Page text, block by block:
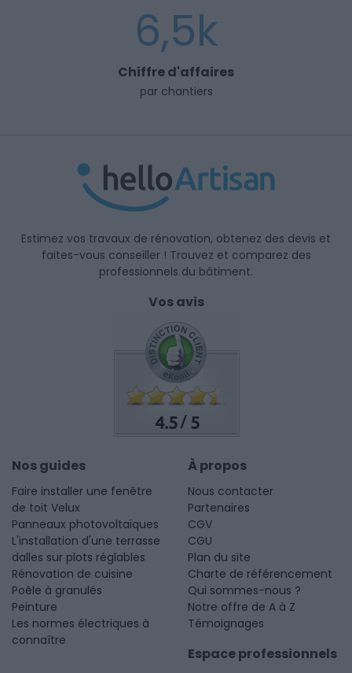
6,5k
Chiffre d'affaires
par chantiers
Estimez vos travaux de rénovation, obtenez des devis et
faites-vous conseiller ! Trouvez et comparez des
professionnels du bâtiment.
Vos avis
4.5 /5
Nos guides
Faire installer une fenêtre
de toit Velux
Panneaux photovoltaïques
L'installation d'une terrasse
dalles sur plots réglables
Rénovation de cuisine
Poêle à granulés
Peinture
Les normes électriques à
connaître
À propos
Nous contacter
Partenaires
CGV
CGU
Plan du site
Charte de référencement
Qui sommes-nous ?
Notre offre de A à Z
Témoignages
Espace professionnels